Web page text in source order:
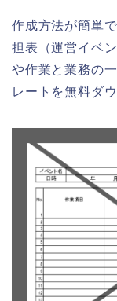
作成方法が簡単
担表（運営イベ
や作業と業務の
レートを無料ダ